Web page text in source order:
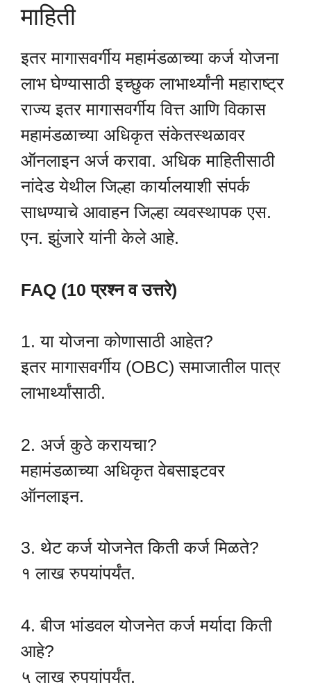
माहिती
इतर मागासवर्गीय महामंडळाच्या कर्ज योजना
लाभ घेण्यासाठी इच्छुक लाभार्थ्यांनी महाराष्ट्र
राज्य इतर मागासवर्गीय वित्त आणि विकास
महामंडळाच्या अधिकृत संकेतस्थळावर
ऑनलाइन अर्ज करावा. अधिक माहितीसाठी
नांदेड येथील जिल्हा कार्यालयाशी संपर्क
साधण्याचे आवाहन जिल्हा व्यवस्थापक एस.
एन. झुंजारे यांनी केले आहे.
FAQ (10 प्रश्न व उत्तरे)
1. या योजना कोणासाठी आहेत?
इतर मागासवर्गीय (OBC) समाजातील पात्र
लाभार्थ्यांसाठी.
2. अर्ज कुठे करायचा?
महामंडळाच्या अधिकृत वेबसाइटवर
ऑनलाइन.
3. थेट कर्ज योजनेत किती कर्ज मिळते?
१ लाख रुपयांपर्यंत.
4. बीज भांडवल योजनेत कर्ज मर्यादा किती
आहे?
५ लाख रुपयांपर्यंत.